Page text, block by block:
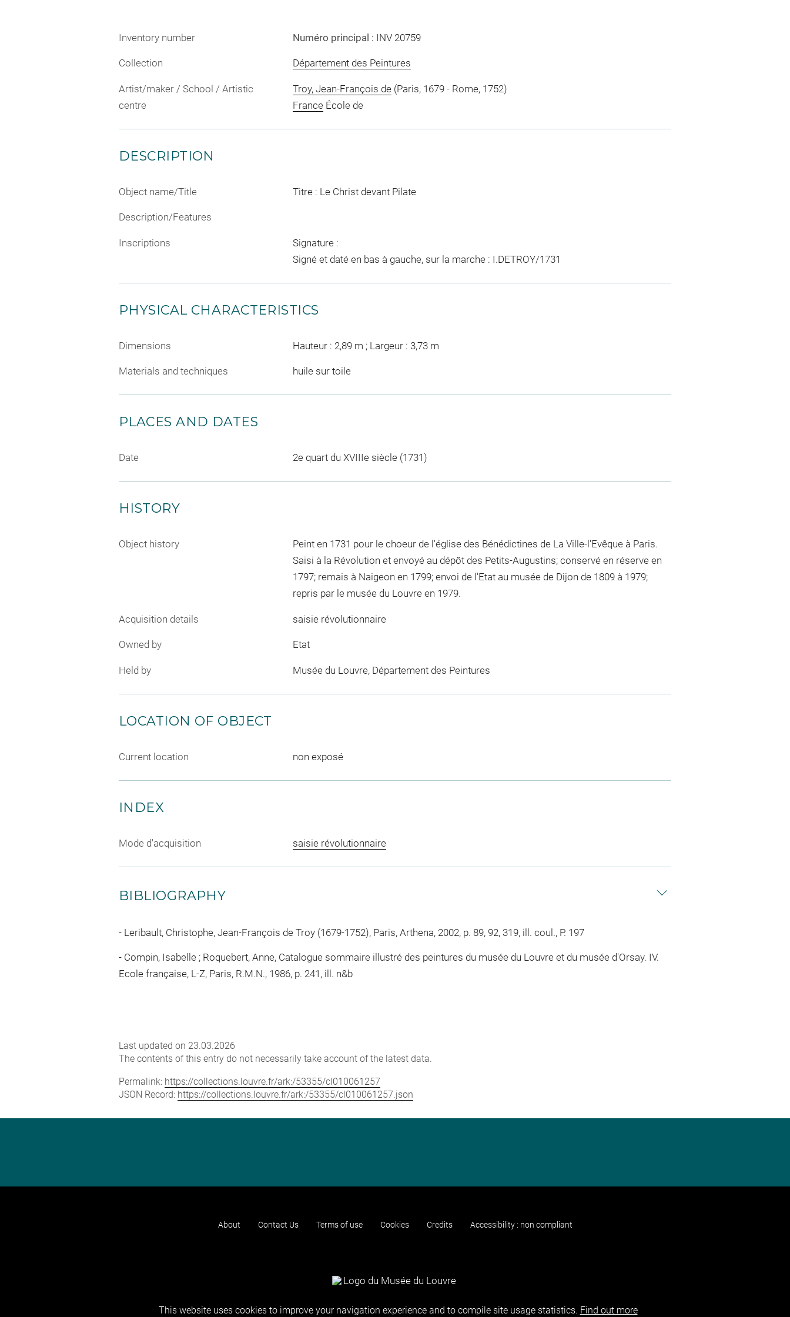
Inventory number Numéro principal : INV 20759
Collection Département des Peintures
Artist/maker / School / Artistic
centre
Troy, Jean-François de(Paris, 1679 - Rome, 1752)
FranceÉcole de
DESCRIPTION
Object name/Title Titre : Le Christ devant Pilate
Description/Features
Inscriptions
Signature :
Signé et daté en bas à gauche, sur la marche : I.DETROY/1731
PHYSICAL CHARACTERISTICS
Dimensions Hauteur : 2,89 m ; Largeur : 3,73 m
Materials and techniques huile sur toile
PLACES AND DATES
Date 2e quart du XVIIIe siècle (1731)
HISTORY
Object history
Peint en 1731 pour le choeur de l'église des Bénédictines de La Ville-l'Evêque à Paris.
Saisi à la Révolution et envoyé au dépôt des Petits-Augustins; conservé en réserve en
1797; remais à Naigeon en 1799; envoi de l'Etat au musée de Dijon de 1809 à 1979;
repris par le musée du Louvre en 1979.
Acquisition details saisie révolutionnaire
Owned by Etat
Held by Musée du Louvre, Département des Peintures
LOCATION OF OBJECT
Current location non exposé
INDEX
Mode d'acquisition saisie révolutionnaire
BIBLIOGRAPHY
Leribault, Christophe, Jean-François de Troy (1679-1752), Paris, Arthena, 2002, p. 89, 92, 319, ill. coul., P. 197
Compin, Isabelle ; Roquebert, Anne, Catalogue sommaire illustré des peintures du musée du Louvre et du musée d'Orsay. IV.
Ecole française, L-Z, Paris, R.M.N., 1986, p. 241, ill. n&b
Last updated on 23.03.2026
The contents of this entry do not necessarily take account of the latest data.
Permalink: https://collections.louvre.fr/ark:/53355/cl010061257
JSON Record: https://collections.louvre.fr/ark:/53355/cl010061257.json
About Contact Us Terms of use Cookies Credits Accessibility : non compliant
This website uses cookies to improve your navigation experience and to compile site usage statistics. Find out more